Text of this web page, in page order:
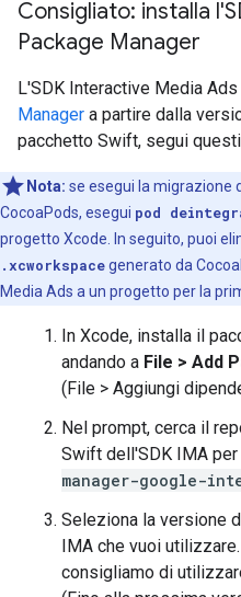
Consigliato: installa
Package Manager
L'SDK Interactive Media
Manager a partire dalla
pacchetto Swift, segui
Nota: se esegui la migrazione
CocoaPods, esegui pod
progetto Xcode. In seguito, puoi
.xcworkspacegenerato da
Media Ads a un progetto per la
In Xcode, installa il
andando a File > Add
(File > Aggiungi
Nel prompt, cerca il
Swift dell'SDK IMA per
manager-google-
Seleziona la versione
IMA che vuoi
consigliamo di